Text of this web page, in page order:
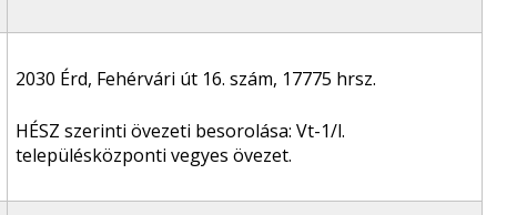
2030 Érd, Fehérvári út 16. szám, 17775 hrsz.
HÉSZ szerinti övezeti besorolása: Vt-1/l.
településközponti vegyes övezet.